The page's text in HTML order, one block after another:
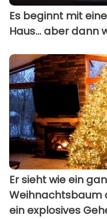
Es beginnt mit
Haus... aber dann
Er sieht wie ein
Weihnachtsbaum
ein explosives